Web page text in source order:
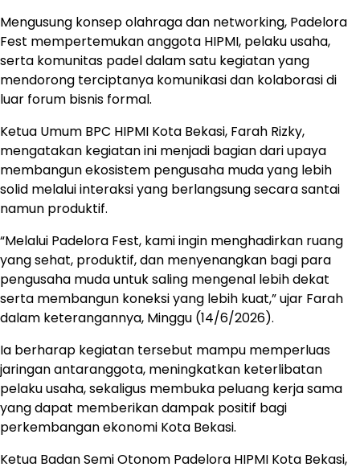
Mengusung konsep olahraga dan networking, Padelora
Fest mempertemukan anggota HIPMI, pelaku usaha,
serta komunitas padel dalam satu kegiatan yang
mendorong terciptanya komunikasi dan kolaborasi di
luar forum bisnis formal.
Ketua Umum BPC HIPMI Kota Bekasi, Farah Rizky,
mengatakan kegiatan ini menjadi bagian dari upaya
membangun ekosistem pengusaha muda yang lebih
solid melalui interaksi yang berlangsung secara santai
namun produktif.
“Melalui Padelora Fest, kami ingin menghadirkan ruang
yang sehat, produktif, dan menyenangkan bagi para
pengusaha muda untuk saling mengenal lebih dekat
serta membangun koneksi yang lebih kuat,” ujar Farah
dalam keterangannya, Minggu (14/6/2026).
Ia berharap kegiatan tersebut mampu memperluas
jaringan antaranggota, meningkatkan keterlibatan
pelaku usaha, sekaligus membuka peluang kerja sama
yang dapat memberikan dampak positif bagi
perkembangan ekonomi Kota Bekasi.
Ketua Badan Semi Otonom Padelora HIPMI Kota Bekasi,